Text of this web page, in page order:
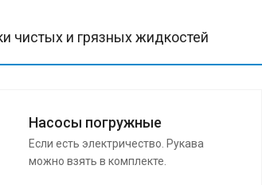
чистых и грязных жидкостей
Насосы погружные
Если есть электричество. Рукава
можно взять в комплекте.